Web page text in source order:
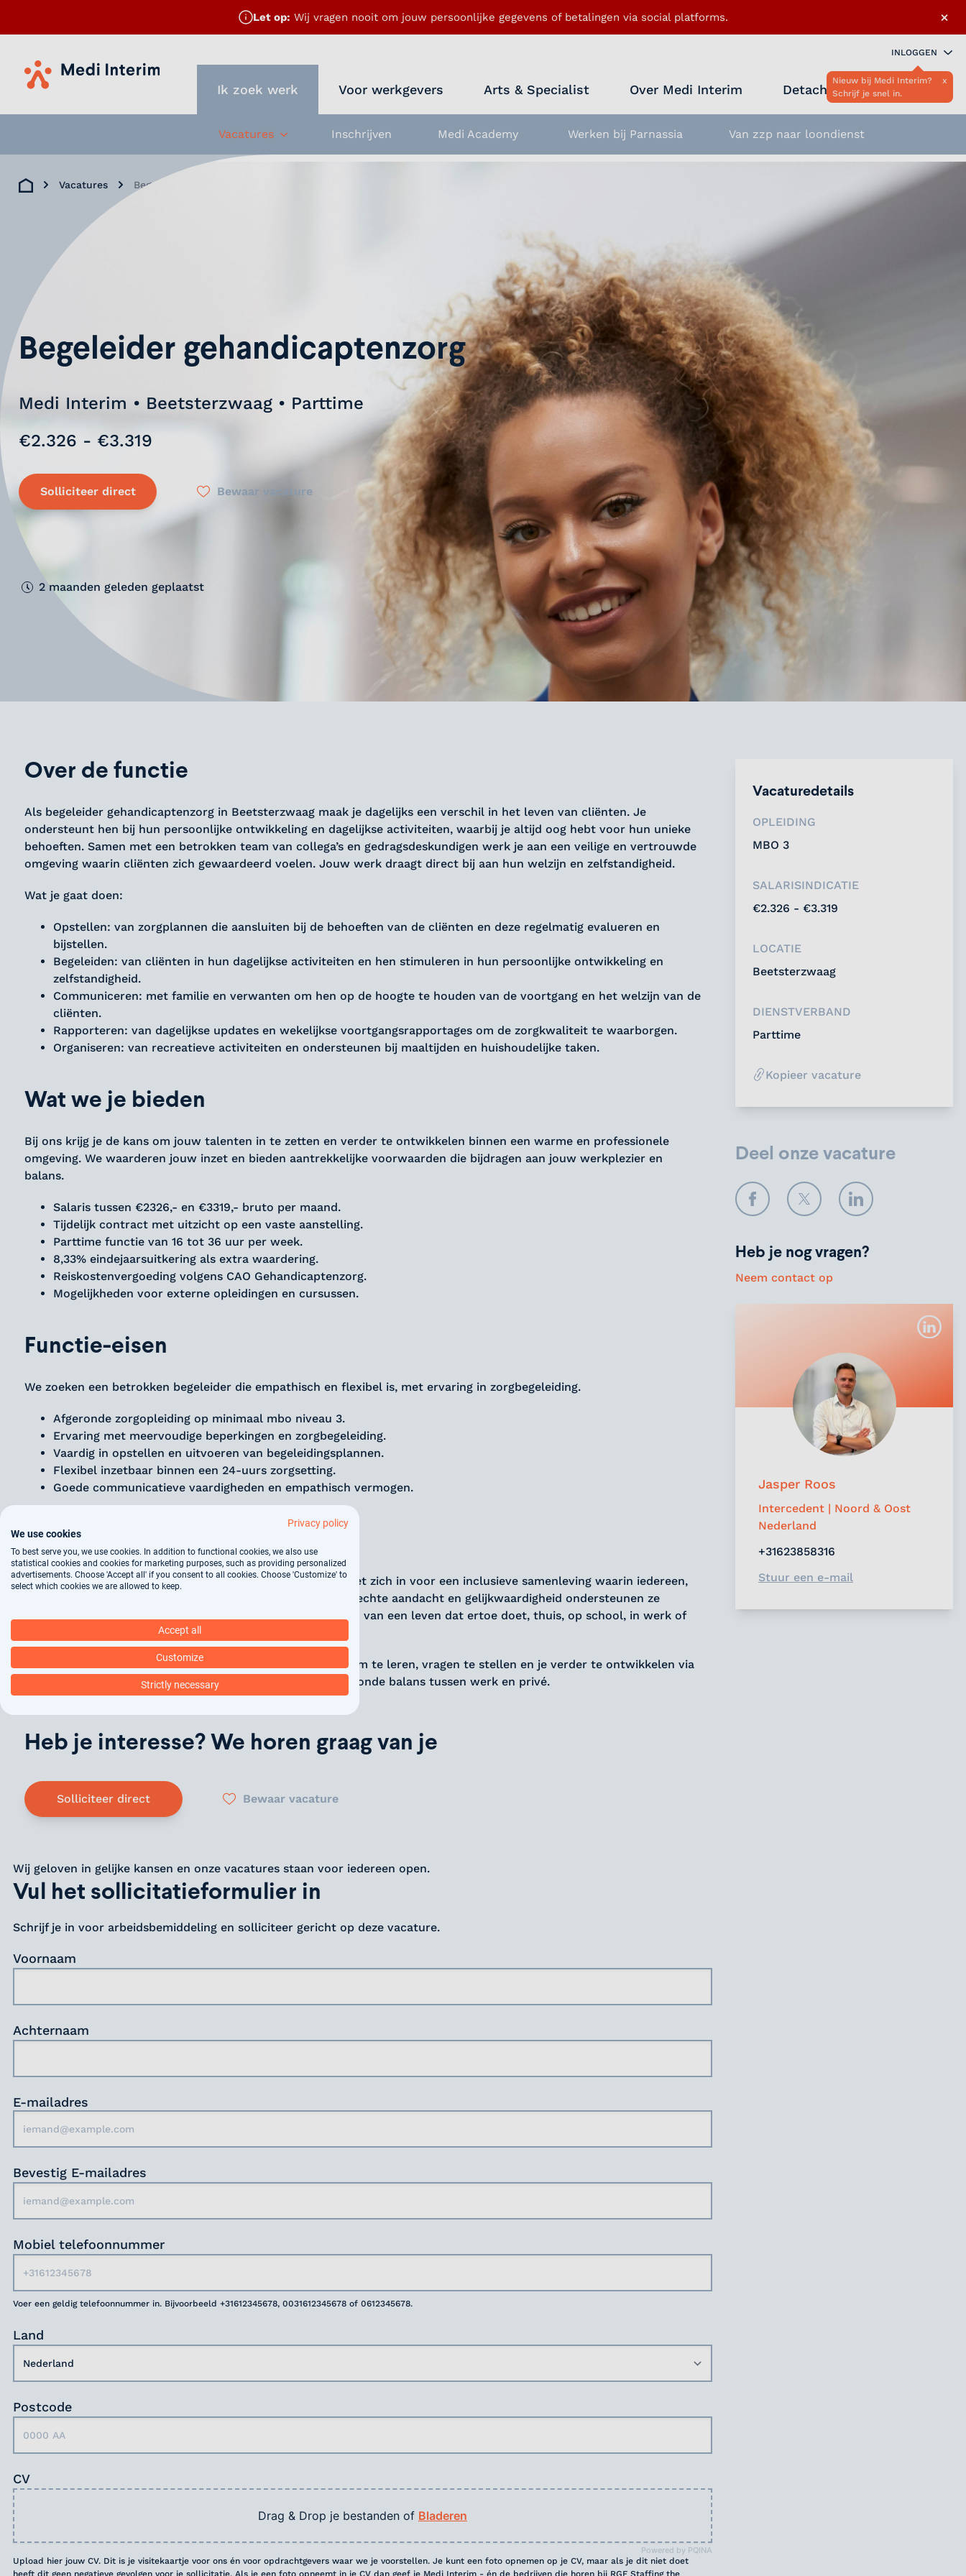
×
Let op: Wij vragen nooit om jouw persoonlijke gegevens of betalingen via social platforms.
Home
INLOGGEN
Nieuw bij Medi Interim?
Schrijf je snel in.
x
Ik zoek werk Voor werkgevers Arts & Specialist Over Medi Interim Detacheren Zoeken
Vacatures
Inschrijven Medi Academy Werken bij Parnassia Van zzp naar loondienst
Home
Vacatures Begeleider gehandicaptenzorg
Begeleider gehandicaptenzorg
Medi Interim • Beetsterzwaag • Parttime
€2.326 - €3.319
Solliciteer direct Bewaar vacature
2 maanden geleden geplaatst
Over de functie
Als begeleider gehandicaptenzorg in Beetsterzwaag maak je dagelijks een verschil in het leven van cliënten. Je
ondersteunt hen bij hun persoonlijke ontwikkeling en dagelijkse activiteiten, waarbij je altijd oog hebt voor hun unieke
behoeften. Samen met een betrokken team van collega’s en gedragsdeskundigen werk je aan een veilige en vertrouwde
omgeving waarin cliënten zich gewaardeerd voelen. Jouw werk draagt direct bij aan hun welzijn en zelfstandigheid.
Wat je gaat doen:
Opstellen: van zorgplannen die aansluiten bij de behoeften van de cliënten en deze regelmatig evalueren en
bijstellen.
Begeleiden: van cliënten in hun dagelijkse activiteiten en hen stimuleren in hun persoonlijke ontwikkeling en
zelfstandigheid.
Communiceren: met familie en verwanten om hen op de hoogte te houden van de voortgang en het welzijn van de
cliënten.
Rapporteren: van dagelijkse updates en wekelijkse voortgangsrapportages om de zorgkwaliteit te waarborgen.
Organiseren: van recreatieve activiteiten en ondersteunen bij maaltijden en huishoudelijke taken.
Wat we je bieden
Bij ons krijg je de kans om jouw talenten in te zetten en verder te ontwikkelen binnen een warme en professionele
omgeving. We waarderen jouw inzet en bieden aantrekkelijke voorwaarden die bijdragen aan jouw werkplezier en
balans.
Salaris tussen €2326,- en €3319,- bruto per maand.
Tijdelijk contract met uitzicht op een vaste aanstelling.
Parttime functie van 16 tot 36 uur per week.
8,33% eindejaarsuitkering als extra waardering.
Reiskostenvergoeding volgens CAO Gehandicaptenzorg.
Mogelijkheden voor externe opleidingen en cursussen.
Functie-eisen
We zoeken een betrokken begeleider die empathisch en flexibel is, met ervaring in zorgbegeleiding.
Afgeronde zorgopleiding op minimaal mbo niveau 3.
Ervaring met meervoudige beperkingen en zorgbegeleiding.
Vaardig in opstellen en uitvoeren van begeleidingsplannen.
Flexibel inzetbaar binnen een 24-uurs zorgsetting.
Goede communicatieve vaardigheden en empathisch vermogen.
Over het bedrijf
De organisatie van onze opdrachtgever in Beetsterzwaag zet zich in voor een inclusieve samenleving waarin iedereen,
ongeacht beperking of achtergrond, kan meedoen. Met oprechte aandacht en gelijkwaardigheid ondersteunen ze
mensen bij het behouden van eigen regie en het vormgeven van een leven dat ertoe doet, thuis, op school, in werk of
Je komt te werken in een betrokken team waar ruimte is om te leren, vragen te stellen en je verder te ontwikkelen via
interne en externe opleidingen, met aandacht voor een gezonde balans tussen werk en privé.
Heb je interesse? We horen graag van je
Solliciteer direct Bewaar vacature
Wij geloven in gelijke kansen en onze vacatures staan voor iedereen open.
Vul het sollicitatieformulier in
Schrijf je in voor arbeidsbemiddeling en solliciteer gericht op deze vacature.
Voornaam
Achternaam
E-mailadres
Bevestig E-mailadres
Mobiel telefoonnummer
Voer een geldig telefoonnummer in. Bijvoorbeeld +31612345678, 0031612345678 of 0612345678.
Land
Postcode
CV
Powered by PQINA
Drag & Drop je bestanden of Bladeren
Upload hier jouw CV. Dit is je visitekaartje voor ons én voor opdrachtgevers waar we je voorstellen. Je kunt een foto opnemen op je CV, maar als je dit niet doet
heeft dit geen negatieve gevolgen voor je sollicitatie. Als je een foto opneemt in je CV dan geef je Medi Interim - én de bedrijven die horen bij RGF Staffing the
Vacaturedetails
OPLEIDING
MBO 3
SALARISINDICATIE
€2.326 - €3.319
LOCATIE
Beetsterzwaag
DIENSTVERBAND
Parttime
Kopieer vacature
Deel onze vacature
FacebookTwitter LinkedIn
Heb je nog vragen?
Neem contact op
Jasper Roos
Intercedent | Noord & Oost
Nederland
+31623858316
Stuur een e-mail
Privacy policy
We use cookies
To best serve you, we use cookies. In addition to functional cookies, we also use
statistical cookies and cookies for marketing purposes, such as providing personalized
advertisements. Choose 'Accept all' if you consent to all cookies. Choose 'Customize' to
select which cookies we are allowed to keep.
Accept all
Customize
Strictly necessary